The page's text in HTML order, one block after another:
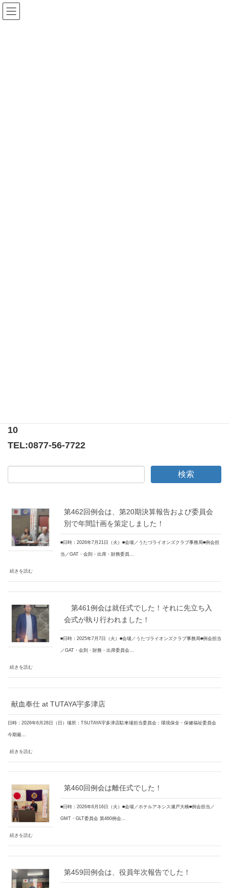
10
TEL:0877-56-7722
第462回例会は、第20期決算報告および委員会
別で年間計画を策定しました！
■日時：2026年7月21日（火）■会場／うたづライオンズクラブ事務局■例会担
当／GAT・会則・出席・財務委員…
続きを読む
第461例会は就任式でした！それに先立ち入
会式が執り行われました！
■日時：2025年7月7日（火）■会場／うたづライオンズクラブ事務局■例会担当
／GAT・会則・財務・出席委員会…
続きを読む
献血奉仕 at TUTAYA宇多津店
日時：2026年6月28日（日）場所：TSUTAYA宇多津店駐車場担当委員会：環境保全・保健福祉委員会
今期最…
続きを読む
第460回例会は離任式でした！
■日時：2026年6月16日（火）■会場／ホテルアネシス瀬戸大橋■例会担当／
GMT・GLT委員会 第460例会…
続きを読む
第459回例会は、役員年次報告でした！